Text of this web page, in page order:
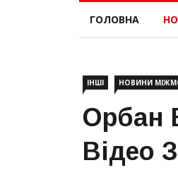
ГОЛОВНА
ІНШІ НОВИНИ
Орбан
Відео